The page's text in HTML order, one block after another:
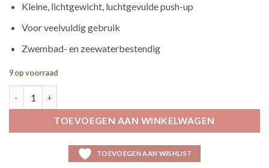
Kleine, lichtgewicht, luchtgevulde push-up
Voor veelvuldig gebruik
Zwembad- en zeewaterbestendig
9 op voorraad
TOEVOEGEN AAN WINKELWAGEN
TOEVOEGEN AAN WISHLIST